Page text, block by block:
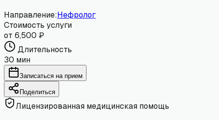
Направление:Нефролог
Стоимость услуги
от 6,500 ₽
Длительность
30 мин
Записаться на прием
Поделиться
Лицензированная медицинская помощь